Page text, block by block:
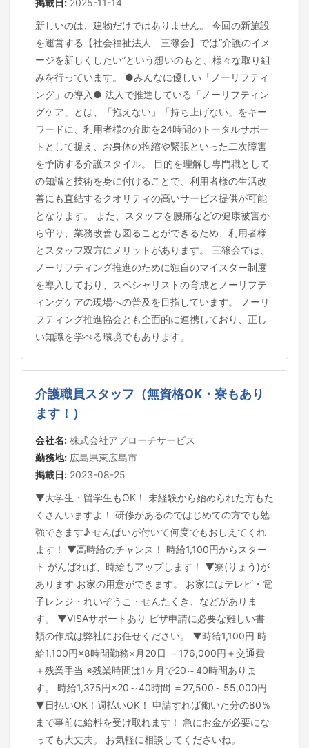
掲載日: 2025-11-14
新しいのは、建物だけではありません。 今回の新施設
を運営する【社会福祉法人 三篠会】では“介護のイメ
ージを新しくしたい”という想いのもと、様々な取り組
みを行っています。 ●みんなに優しい「ノーリフティ
ング」の導入● 法人で推進している「ノーリフティン
グケア」とは、「抱えない」「持ち上げない」をキー
ワードに、利用者様の介助を24時間のトータルサポー
トとして捉え、お身体の拘縮や緊張といった二次障害
を予防する介護スタイル。 目的を理解し専門職として
の知識と技術を身に付けることで、利用者様の生活改
善にも直結するクオリティの高いサービス提供が可能
となります。 また、スタッフを腰痛などの健康被害か
ら守り、業務改善も図ることができるため、利用者様
とスタッフ双方にメリットがあります。 三篠会では、
ノーリフティング推進のために独自のマイスター制度
を導入しており、スペシャリストの育成とノーリフテ
ィングケアの現場への普及を目指しています。 ノーリ
フティング推進協会とも全面的に連携しており、正し
い知識を学べる環境でもあります。
介護職員スタッフ（無資格OK・寮もあり
ます！）
会社名: 株式会社アプローチサービス
勤務地: 広島県東広島市
掲載日: 2023-08-25
▼大学生・留学生もOK！ 未経験から始められた方もた
くさんいますよ！ 研修があるのではじめての方でも勉
強できます♪ せんぱいが付いて何度でもおしえてくれ
ます！ ▼高時給のチャンス！ 時給1,100円からスター
ト がんばれば、時給もアップします！ ▼寮(りょう)が
あります お家の用意ができます。 お家にはテレビ・電
子レンジ・れいぞうこ・せんたくき、などがありま
す。 ▼VISAサポートあり ビザ申請に必要な難しい書
類の作成は弊社にお任せください。 ▼時給1,100円 時
給1,100円×8時間勤務×月20日 ＝176,000円＋交通費
＋残業手当 ※残業時間は1ヶ月で20～40時間ありま
す。 時給1,375円×20～40時間 ＝27,500～55,000円
▼日払いOK！週払いOK！ 申請すれば働いた分の80％
まで事前に給料を受け取れます！ 急にお金が必要にな
っても大丈夫。 お気軽に相談してくださいね。